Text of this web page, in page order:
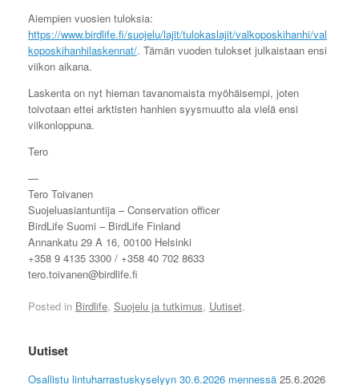
Aiempien vuosien tuloksia:
https://www.birdlife.fi/suojelu/lajit/tulokaslajit/valkoposkihanhi/val
koposkihanhilaskennat/. Tämän vuoden tulokset julkaistaan ensi
viikon aikana.
Laskenta on nyt hieman tavanomaista myöhäisempi, joten
toivotaan ettei arktisten hanhien syysmuutto ala vielä ensi
viikonloppuna.
Tero
—
Tero Toivanen
Suojeluasiantuntija – Conservation officer
BirdLife Suomi – BirdLife Finland
Annankatu 29 A 16, 00100 Helsinki
+358 9 4135 3300 / +358 40 702 8633
tero.toivanen@birdlife.fi
Posted in Birdlife, Suojelu ja tutkimus, Uutiset.
Uutiset
Osallistu lintuharrastuskyselyyn 30.6.2026 mennessä 25.6.2026